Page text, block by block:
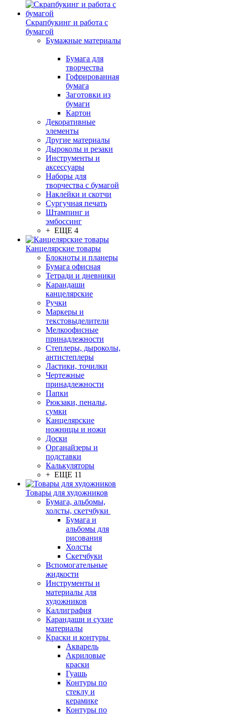
Скрапбукинг и работа с
бумагой
Бумажные материалы
Бумага для
творчества
Гофрированная
бумага
Заготовки из
бумаги
Картон
Декоративные
элементы
Другие материалы
Дыроколы и резаки
Инструменты и
аксессуары
Наборы для
творчества с бумагой
Наклейки и скотчи
Сургучная печать
Штампинг и
эмбоссинг
+ ЕЩЕ 4
Канцелярские товары
Блокноты и планеры
Бумага офисная
Тетради и дневники
Карандаши
канцелярские
Ручки
Маркеры и
текстовыделители
Мелкоофисные
принадлежности
Степлеры, дыроколы,
антистеплеры
Ластики, точилки
Чертежные
принадлежности
Папки
Рюкзаки, пеналы,
сумки
Канцелярские
ножницы и ножи
Доски
Органайзеры и
подставки
Калькуляторы
+ ЕЩЕ 11
Товары для художников
Бумага, альбомы,
холсты, скетчбуки
Бумага и
альбомы для
рисования
Холсты
Скетчбуки
Вспомогательные
жидкости
Инструменты и
материалы для
художников
Каллиграфия
Карандаши и сухие
материалы
Краски и контуры
Акварель
Акриловые
краски
Гуашь
Контуры по
стеклу и
керамике
Контуры по